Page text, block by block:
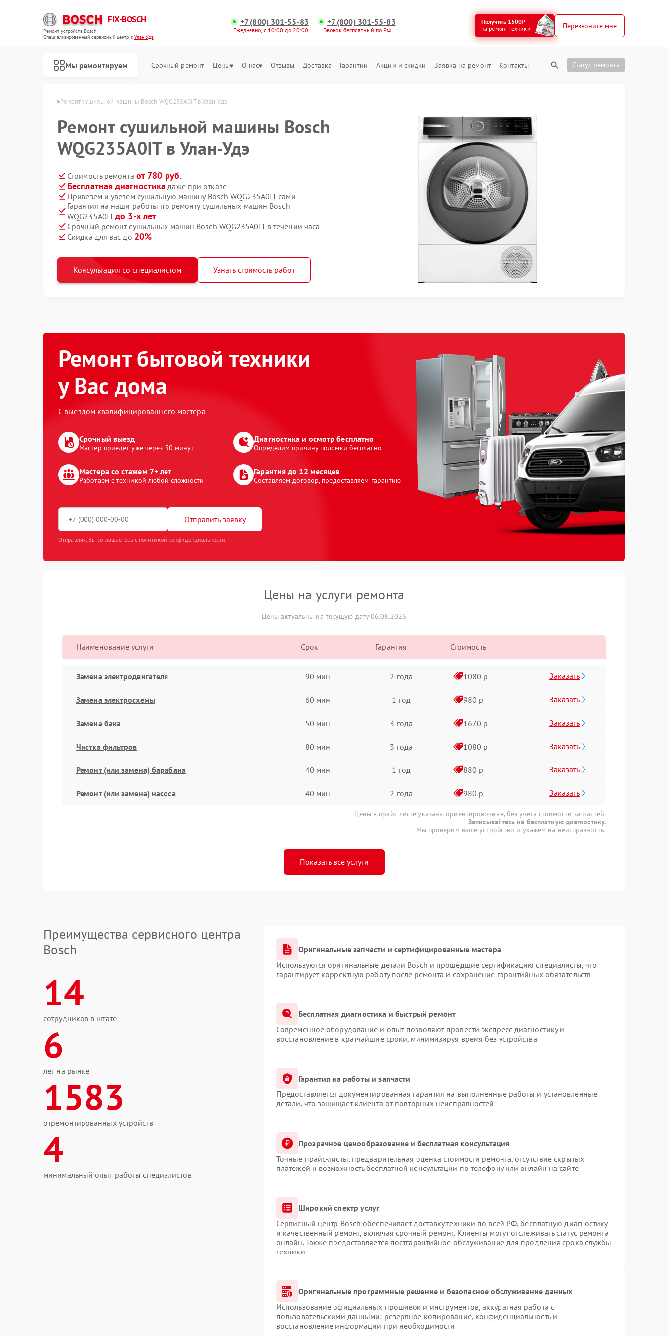
FIX-BOSCH
Ремонт устройств Bosch
Специализированный cервисный центр г.Улан-Удэ
+7 (800) 301-55-83
Ежедневно, с 10:00 до 20:00
+7 (800) 301-55-83
Звонок бесплатный по РФ
Получить 1500₽
на ремонт техники
Перезвоните мне
Мы ремонтируем Срочный ремонт Цены О нас Отзывы Доставка Гарантии Акции и скидки Заявка на ремонт Контакты Статус ремонта
Ремонт сушильной машины Bosch WQG235A0IT в Улан-Удэ
Ремонт сушильной машины Bosch
WQG235A0IT в Улан-Удэ
Стоимость ремонта от 780 руб.
Бесплатная диагностика даже при отказе
Привезем и увезем сушильную машину Bosch WQG235A0IT сами
Гарантия на наши работы по ремонту сушильных машин Bosch
WQG235A0ITдо 3-х лет
Срочный ремонт сушильных машин Bosch WQG235A0IT в течении часа
Скидка для вас до 20%
Консультация со специалистом Узнать стоимость работ
Ремонт бытовой техники
у Вас дома
С выездом квалифицированного мастера
Срочный выезд
Мастер приедет уже через 30 минут
Диагностика и осмотр бесплатно
Определим причину поломки бесплатно
Мастера со стажем 7+ лет
Работаем с техникой любой сложности
Гарантия до 12 месяцев
Составляем договор, предоставляем гарантию
Отправить заявку
Отправляя, Вы соглашаетесь с политикой конфиденциальности
Цены на услуги ремонта
Цены актуальны на текущую дату 06.08.2026
Наименование услуги Срок Гарантия Стоимость
Замена электродвигателя 90 мин 2 года 1080 р Заказать
Замена электросхемы 60 мин 1 год 980 р Заказать
Замена бака 50 мин 3 года 1670 р Заказать
Чистка фильтров 80 мин 3 года 1080 р Заказать
Ремонт (или замена) барабана 40 мин 1 год 880 р Заказать
Ремонт (или замена) насоса 40 мин 2 года 980 р Заказать
Цены в прайс-листе указаны ориентировочные, без учета стоимости запчастей.
Записывайтесь на бесплатную диагностику.
Мы проверим ваше устройство и укажем на неисправность.
Показать все услуги
Преимущества сервисного центра
Bosch
14
сотрудников в штате
6
лет на рынке
1583
отремонтированных устройств
4
минимальный опыт работы специалистов
Оригинальные запчасти и сертифицированные мастера
Используются оригинальные детали Bosch и прошедшие сертификацию специалисты, что
гарантирует корректную работу после ремонта и сохранение гарантийных обязательств
Бесплатная диагностика и быстрый ремонт
Современное оборудование и опыт позволяют провести экспресс-диагностику и
восстановление в кратчайшие сроки, минимизируя время без устройства
Гарантия на работы и запчасти
Предоставляется документированная гарантия на выполненные работы и установленные
детали, что защищает клиента от повторных неисправностей
Прозрачное ценообразование и бесплатная консультация
Точные прайс-листы, предварительная оценка стоимости ремонта, отсутствие скрытых
платежей и возможность бесплатной консультации по телефону или онлайн на сайте
Широкий спектр услуг
Сервисный центр Bosch обеспечивает доставку техники по всей РФ, бесплатную диагностику
и качественный ремонт, включая срочный ремонт. Клиенты могут отслеживать статус ремонта
онлайн. Также предоставляется постгарантийное обслуживание для продления срока службы
техники
Оригинальные программные решение и безопасное обслуживание данных
Использование официальных прошивок и инструментов, аккуратная работа с
пользовательскими данными: резервное копирование, конфиденциальность и
восстановление информации при необходимости